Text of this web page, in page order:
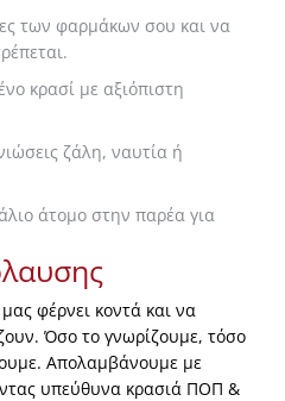
των φαρμάκων σου και να
κρασί με αξιόπιστη
ζάλη, ναυτία ή
άτομο στην παρέα για
φέρνει κοντά και να
Όσο το γνωρίζουμε, τόσο
Απολαμβάνουμε με
υπεύθυνα κρασιά ΠΟΠ &